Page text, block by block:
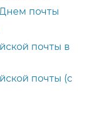
почты
почты в
почты (с